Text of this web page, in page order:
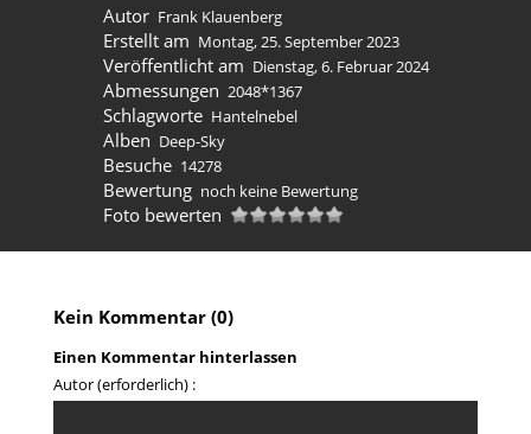
Autor Frank Klauenberg
Erstellt am Montag, 25. September 2023
Veröffentlicht am Dienstag, 6. Februar 2024
Abmessungen 2048*1367
Schlagworte Hantelnebel
Alben Deep-Sky
Besuche 14278
Bewertung noch keine Bewertung
Foto bewerten
Kein Kommentar (0)
Einen Kommentar hinterlassen
Autor (erforderlich) :